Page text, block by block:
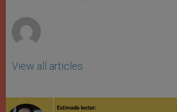
View all articles